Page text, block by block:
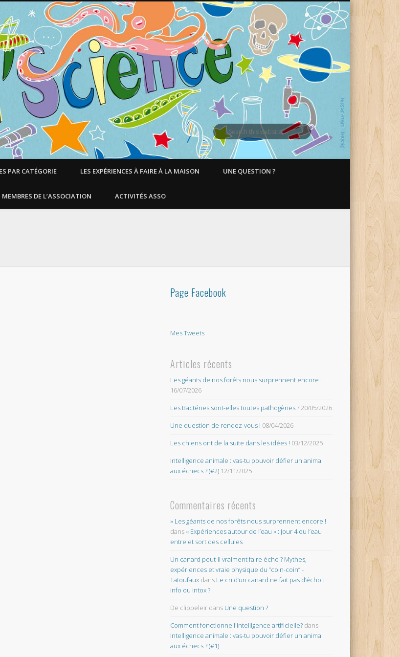
PAR CATÉGORIE LES EXPÉRIENCES À FAIRE À LA MAISON UNE QUESTION ?
MEMBRES DE L’ASSOCIATION ACTIVITÉS ASSO
Page Facebook
Mes Tweets
Articles récents
Les géants de nos forêts nous surprennent encore !
16/07/2026
Les Bactéries sont-elles toutes pathogènes ?20/05/2026
Une question de rendez-vous ! 08/04/2026
Les chiens ont de la suite dans les idées ! 03/12/2025
Intelligence animale : vas-tu pouvoir défier un animal
aux échecs ? (#2) 12/11/2025
Commentaires récents
» Les géants de nos forêts nous surprennent encore !
dans « Expériences autour de l’eau » : Jour 4 ou l’eau
entre et sort des cellules
Un canard peut-il vraiment faire écho ? Mythes,
expériences et vraie physique du “coin-coin” -
Tatoufaux dans Le cri d’un canard ne fait pas d’écho :
info ou intox ?
De clippeleir dans Une question ?
Comment fonctionne l'intelligence artificielle? dans
Intelligence animale : vas-tu pouvoir défier un animal
aux échecs ? (#1)